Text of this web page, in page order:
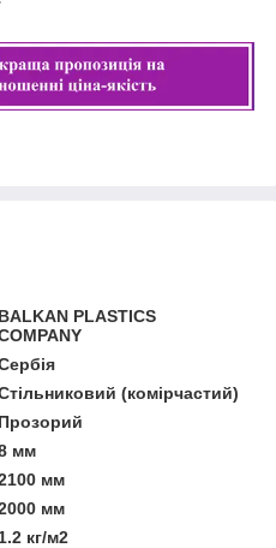
BALKAN PLASTICS
(комірчастий)
Прозорий
мм
мм
мм
1.2 кг/м2